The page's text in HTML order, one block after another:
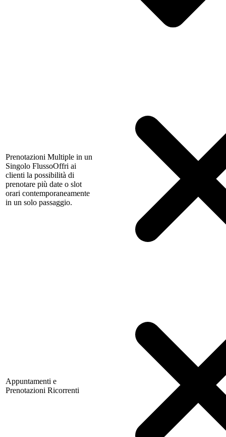
Prenotazioni Multiple in un
Singolo FlussoOffri ai
clienti la possibilità di
prenotare più date o slot
orari contemporaneamente
in un solo passaggio.
Appuntamenti e
Prenotazioni Ricorrenti